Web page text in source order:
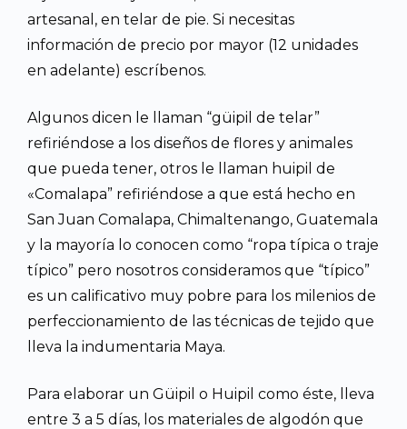
artesanal, en telar de pie. Si necesitas
información de precio por mayor (12 unidades
en adelante) escríbenos.
Algunos dicen le llaman “güipil de telar”
refiriéndose a los diseños de flores y animales
que pueda tener, otros le llaman huipil de
«Comalapa” refiriéndose a que está hecho en
San Juan Comalapa, Chimaltenango, Guatemala
y la mayoría lo conocen como “ropa típica o traje
típico” pero nosotros consideramos que “típico”
es un calificativo muy pobre para los milenios de
perfeccionamiento de las técnicas de tejido que
lleva la indumentaria Maya.
Para elaborar un Güipil o Huipil como éste, lleva
entre 3 a 5 días, los materiales de algodón que